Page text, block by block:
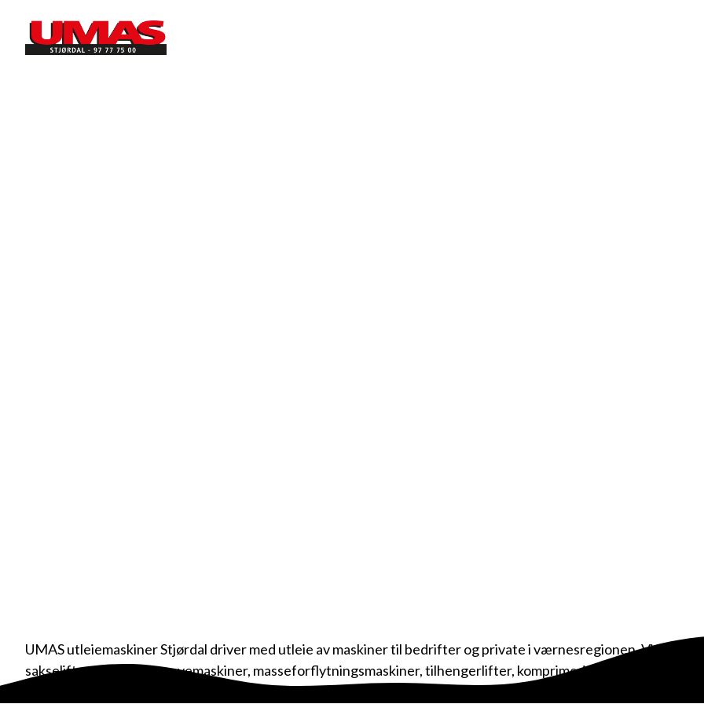
UMAS utleiemaskiner Stjørdal driver med utleie av maskiner til bedrifter og private i værnesregionen. Vi leier ut
sakselifter, bomlifter, gravemaskiner, masseforflytningsmaskiner, tilhengerlifter, komprimeringsmaskiner,
tilhengere og andre maskiner i Tydal, Selbu, Malvik, Stjørdal, Meråker og Frosta.